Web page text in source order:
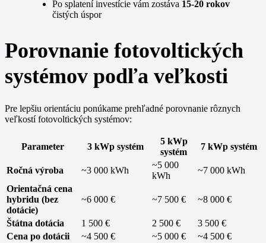
Po splatení investície vám zostáva 15-20 rokov
čistých úspor
Porovnanie fotovoltických
systémov podľa veľkosti
Pre lepšiu orientáciu ponúkame prehľadné porovnanie rôznych
veľkostí fotovoltických systémov:
Parameter 3 kWp systém
5 kWp
systém
7 kWp systém
Ročná výroba ~3 000 kWh
~5 000
kWh
~7 000 kWh
Orientačná cena
hybridu (bez
dotácie)
~6 000 € ~7 500 € ~8 000 €
Štátna dotácia 1 500 € 2 500 €
3 500 €
Cena po dotácii
~4 500 € ~5 000 €
~4 500 €